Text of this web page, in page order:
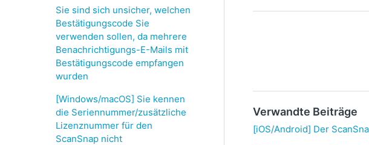
Sie sind sich unsicher, welchen
Bestätigungscode Sie
verwenden sollen, da mehrere
Benachrichtigungs-E-Mails mit
Bestätigungscode empfangen
wurden
[Windows/macOS] Sie kennen
die Seriennummer/zusätzliche
Lizenznummer für den
ScanSnap nicht
Verwandte Beiträge
[iOS/Android] Der